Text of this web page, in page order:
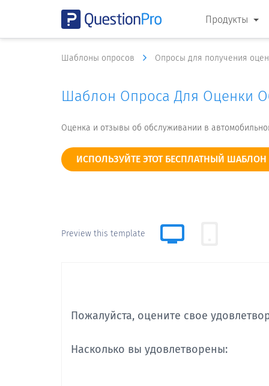
Продукты
Шаблоны опросов Опросы для получения
Шаблон Опроса Для Оценки
Оценка и отзывы об обслуживании в
ИСПОЛЬЗУЙТЕ ЭТОТ БЕСПЛАТНЫЙ ШАБЛОН
Preview this template
Пожалуйста, оцените свое
Насколько вы удовлетворены: